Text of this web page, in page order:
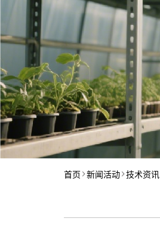
Deutsch
首页 新闻活动 技术资讯